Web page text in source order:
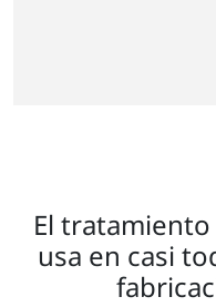
El
usa en casi